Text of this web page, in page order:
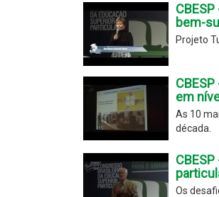
bem-
Projeto
em
As 10
década.
Os